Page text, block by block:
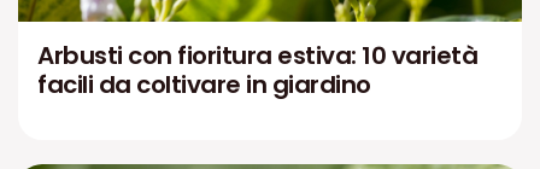
Arbusti con fioritura estiva: 10 varietà
facili da coltivare in giardino